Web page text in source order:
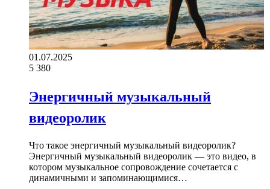
01.07.2025
5 380
Энергичный музыкальный
видеоролик
Что такое энергичный музыкальный видеоролик?
Энергичный музыкальный видеоролик — это видео, в
котором музыкальное сопровождение сочетается с
динамичными и запоминающимися…